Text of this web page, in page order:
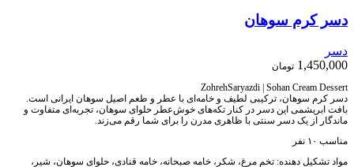
دسر کرم سوهان
دسر
1,450,000 تومان
ZohrehSaryazdi | Sohan Cream Dessert
دسر کرم سوهان، ترکیبی لطیف و خامه‌ای با عطر و طعم اصیل سوهان ایرانی است.
بافت ابریشمی این دسر در کنار تکه‌های خوش‌عطر حلوای سوهان، تجربه‌ای متفاوت و
ماندگار از یک دسر سنتی با ظاهری مدرن را برای شما رقم می‌زند.
مناسب ۱۰ نفر
مواد تشکیل دهنده: تخم مرغ، شکر، خامه صبحانه، خامه قنادی، حلوای سوهان، شیر،